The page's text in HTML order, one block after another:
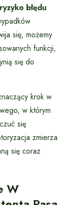
błędu
się, możemy
funkcji,
się do
krok w
w którym
się
zmierza
się coraz
W